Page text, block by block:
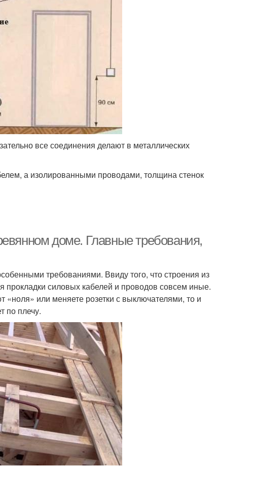
все соединения делают в металлических
а изолированными проводами, толщина стенок
доме. Главные требования,
требованиями. Ввиду того, что строения из
прокладки силовых кабелей и проводов совсем иные.
«ноля» или меняете розетки с выключателями, то и
по плечу.